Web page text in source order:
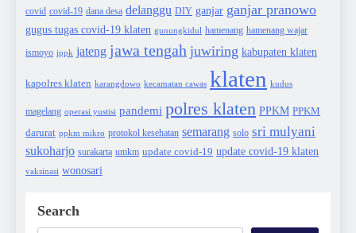
covid covid-19 dana desa delanggu DIY ganjar ganjar pranowo
gugus tugas covid-19 klaten gunungkidul hamenang hamenang wajar
ismoyo ippk jateng jawa tengah juwiring kabupaten klaten
kapolres klaten karangdowo kecamatan cawas klaten kudus
magelang operasi yustisi pandemi polres klaten PPKM PPKM
darurat ppkm mikro protokol kesehatan semarang solo sri mulyani
sukoharjo surakarta umkm update covid-19 update covid-19 klaten
vaksinasi wonosari
Search